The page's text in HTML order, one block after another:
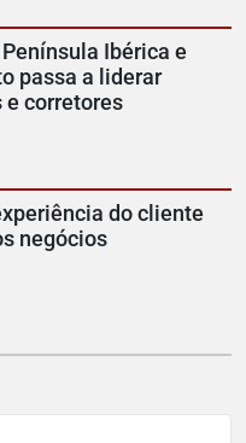
Ibérica e
passa a liderar
corretores
do cliente
negócios